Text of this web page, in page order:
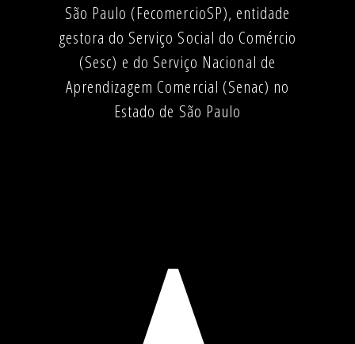
São Paulo (FecomercioSP), entidade
gestora do Serviço Social do Comércio
(Sesc) e do Serviço Nacional de
Aprendizagem Comercial (Senac) no
Estado de São Paulo